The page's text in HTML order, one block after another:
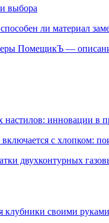
выбора
ли материал
ПомещикЪ —
настилов: инновации в
включается с хлопком:
двухконтурных
клубники своими руками